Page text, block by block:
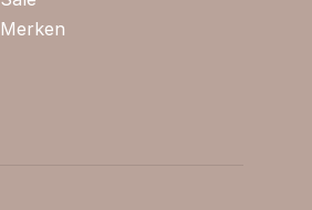
Merken